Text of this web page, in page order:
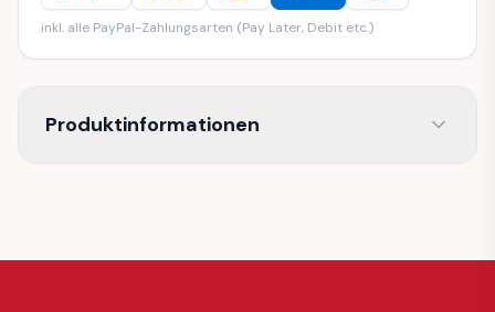
inkl. alle PayPal-Zahlungsarten (Pay Later, Debit etc.)
Produktinformationen